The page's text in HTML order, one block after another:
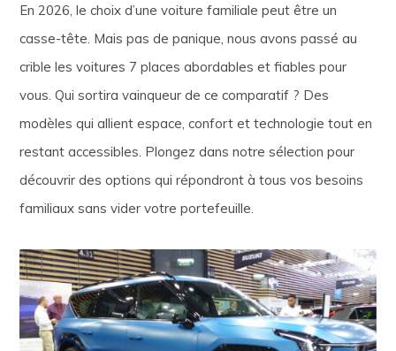
En 2026, le choix d’une voiture familiale peut être un
casse-tête. Mais pas de panique, nous avons passé au
crible les voitures 7 places abordables et fiables pour
vous. Qui sortira vainqueur de ce comparatif ? Des
modèles qui allient espace, confort et technologie tout en
restant accessibles. Plongez dans notre sélection pour
découvrir des options qui répondront à tous vos besoins
familiaux sans vider votre portefeuille.